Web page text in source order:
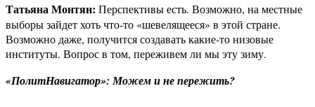
Татьяна Монтян: Перспективы есть. Возможно, на местные
выборы зайдет хоть что-то «шевелящееся» в этой стране.
Возможно даже, получится создавать какие-то низовые
институты. Вопрос в том, переживем ли мы эту зиму.
«ПолитНавигатор»: Можем и не пережить?